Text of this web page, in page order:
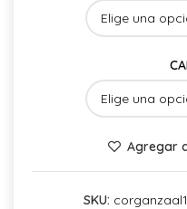
Agregar
SKU: